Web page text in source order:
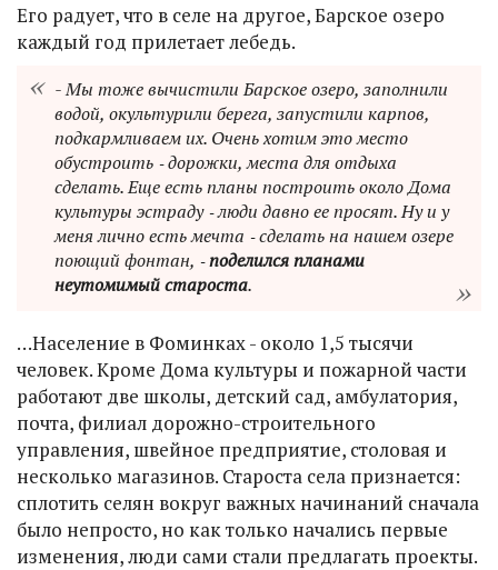
Его радует, что в селе на другое, Барское озеро
каждый год прилетает лебедь.
- Мы тоже вычистили Барское озеро, заполнили
водой, окультурили берега, запустили карпов,
подкармливаем их. Очень хотим это место
обустроить ‑ дорожки, места для отдыха
сделать. Еще есть планы построить около Дома
культуры эстраду ‑ люди давно ее просят. Ну и у
меня лично есть мечта ‑ сделать на нашем озере
поющий фонтан, ‑поделился планами
неутомимый староста.
…Население в Фоминках - около 1,5 тысячи
человек. Кроме Дома культуры и пожарной части
работают две школы, детский сад, амбулатория,
почта, филиал дорожно-строительного
управления, швейное предприятие, столовая и
несколько магазинов. Староста села признается:
сплотить селян вокруг важных начинаний сначала
было непросто, но как только начались первые
изменения, люди сами стали предлагать проекты.